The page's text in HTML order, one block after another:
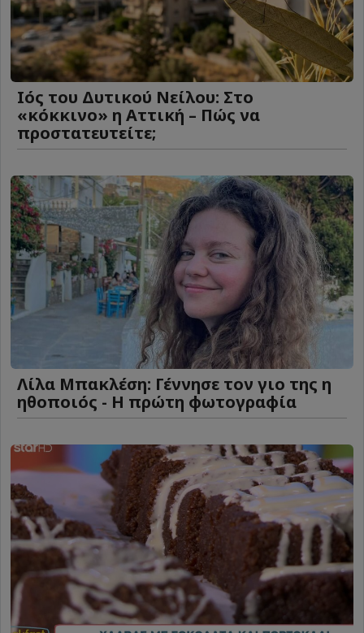
Ιός του Δυτικού Νείλου: Στο
«κόκκινο» η Αττική – Πώς να
προστατευτείτε;
Λίλα Μπακλέση: Γέννησε τον γιο της η
ηθοποιός - Η πρώτη φωτογραφία